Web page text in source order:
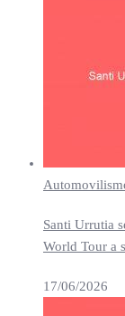
Santi Urrutia
World Tour a
17/06/2026